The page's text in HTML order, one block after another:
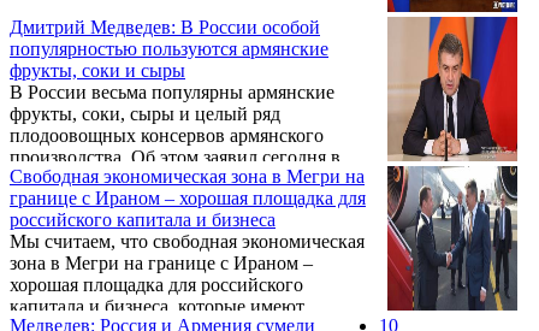
Дмитрий Медведев: В России особой
популярностью пользуются армянские
фрукты, соки и сыры
В России весьма популярны армянские
фрукты, соки, сыры и целый ряд
плодоовощных консервов армянского
производства. Об этом заявил сегодня в
Ереване председатель правительства РФ
Дмитрий Медведев в заявлении для прессы
по итогам переговоров с премьер-
министром Армении Кареном
Карапетяном.
Свободная экономическая зона в Мегри на
границе с Ираном – хорошая площадка для
российского капитала и бизнеса
Мы считаем, что свободная экономическая
зона в Мегри на границе с Ираном –
хорошая площадка для российского
капитала и бизнеса, которые имеют
Медведев: Россия и Армения сумели
10